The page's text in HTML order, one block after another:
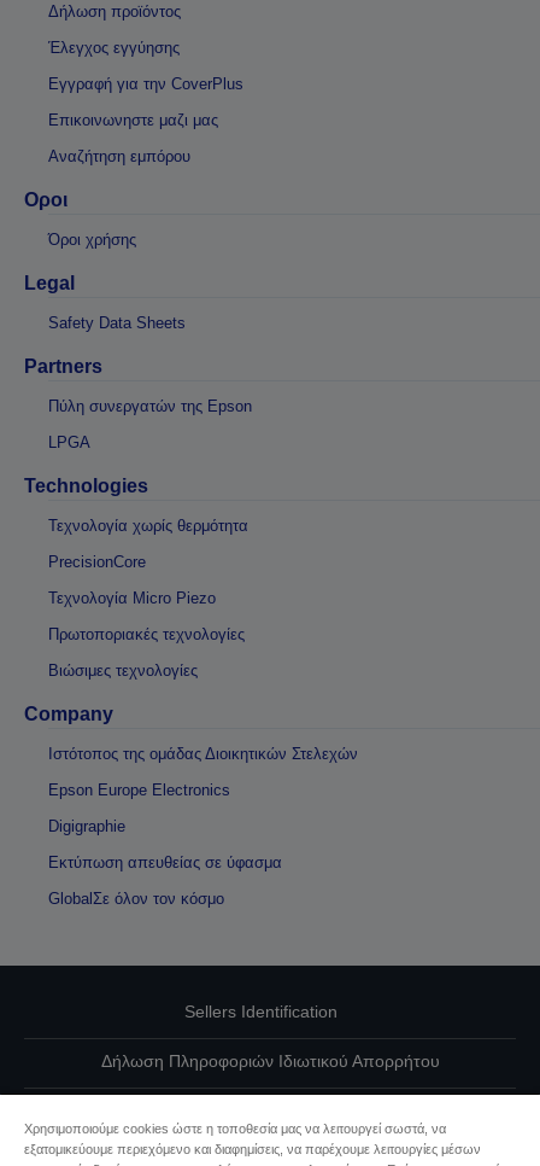
Δήλωση προϊόντος
Έλεγχος εγγύησης
Εγγραφή για την CoverPlus
Επικοινωνηστε μαζι μας
Αναζήτηση εμπόρου
Οροι
Όροι χρήσης
Legal
Safety Data Sheets
Partners
Πύλη συνεργατών της Epson
LPGA
Technologies
Τεχνολογία χωρίς θερμότητα
PrecisionCore
Τεχνολογία Micro Piezo
Πρωτοποριακές τεχνολογίες
Βιώσιμες τεχνολογίες
Company
Ιστότοπος της ομάδας Διοικητικών Στελεχών
Epson Europe Electronics
Digigraphie
Εκτύπωση απευθείας σε ύφασμα
GlobalΣε όλον τον κόσμο
Sellers Identification
Δήλωση Πληροφοριών Ιδιωτικού Απορρήτου
Επικοινωνήστε μαζί μας για τα δεδομένα σας
Χρησιμοποιούμε cookies ώστε η τοποθεσία μας να λειτουργεί σωστά, να
εξατομικεύουμε περιεχόμενο και διαφημίσεις, να παρέχουμε λειτουργίες μέσων